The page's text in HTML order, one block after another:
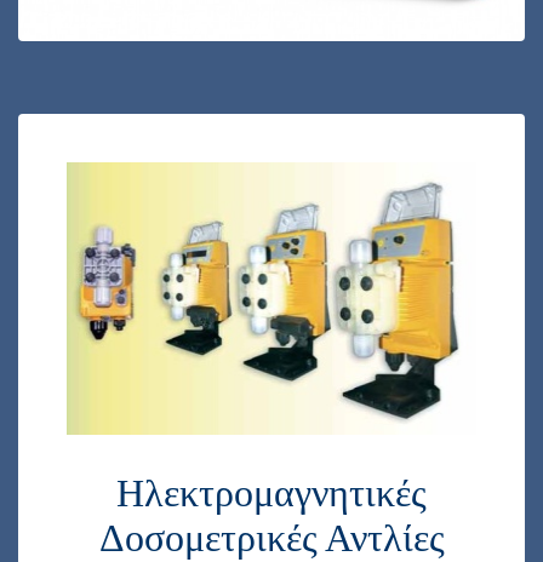
Ηλεκτρομαγνητικές
Δοσομετρικές Αντλίες